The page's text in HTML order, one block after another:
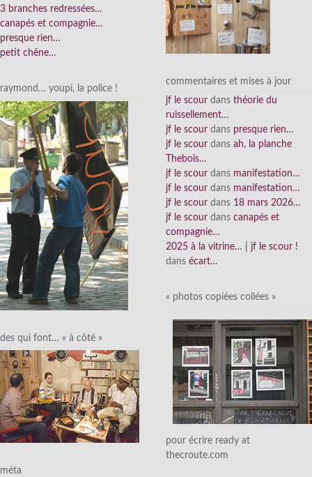
3 branches redressées…
canapés et compagnie…
presque rien…
petit chêne…
raymond… youpi, la police !
des qui font… « à côté »
méta
commentaires et mises à jour
jf le scour dans théorie du
ruissellement…
jf le scour dans presque rien…
jf le scour dans ah, la planche
Thebois…
jf le scour dans manifestation…
jf le scour dans manifestation…
jf le scour dans 18 mars 2026…
jf le scour dans canapés et
compagnie…
2025 à la vitrine… | jf le scour !
dans écart…
« photos copiées collées »
pour écrire ready at
thecroute.com